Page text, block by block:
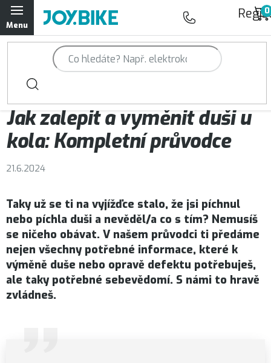
Přejít
na
obsah
Trailová kola Qayron
Horská kola Qayron
Dámská horská kola Qayron
Předváděcí kola Qayron
Doplňky a oblečení Qayron
Kontakt Servisní a výdejní místa
Magazín JOY.BIKE
Moje objednávka
Magazín JOY.BIKE
Jak zalepit a vyměnit duši u
kola: Kompletní průvodce
21.6.2024
Taky už se ti na vyjížďce stalo, že jsi píchnul
nebo píchla duši a nevěděl/a co s tím? Nemusíš
se ničeho obávat. V našem průvodci ti předáme
nejen všechny potřebné informace, které k
výměně duše nebo opravě defektu potřebuješ,
ale taky potřebné sebevědomí. S námi to hravě
zvládneš.